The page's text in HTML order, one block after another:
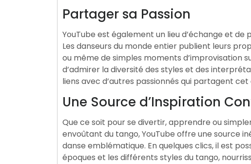
Partager sa Passion
YouTube est également un lieu d’échange et
Les danseurs du monde entier publient leurs
ou même de simples moments d’improvisation
d’admirer la diversité des styles et des
liens avec d’autres passionnés qui partagent
Une Source d’Inspiration
Que ce soit pour se divertir, apprendre ou
envoûtant du tango, YouTube offre une source
danse emblématique. En quelques clics, il est
époques et les différents styles du tango,